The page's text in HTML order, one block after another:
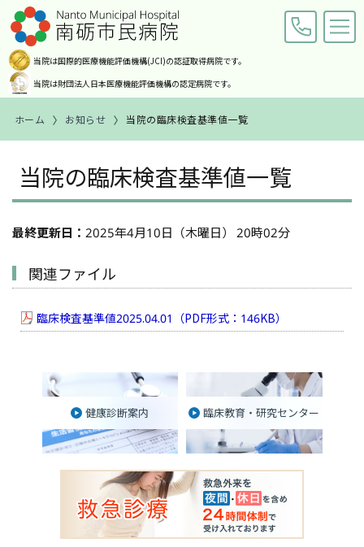
当院は国際的医療機能評価機構(JCI)の認証取得病院です。
当院は財団法人日本医療機能評価機構の認定病院です。
交通アクセス お問い合わせ
ホーム
ご来院の皆様へ
診療科・部門紹介
ホーム お知らせ 当院の臨床検査基準値一覧
当院の臨床検査基準値一覧
最終更新日： 2025年4月10日（木曜日） 20時02分
関連ファイル
臨床検査基準値2025.04.01（PDF形式：146KB）
健康診断案内 臨床教育・研究センター